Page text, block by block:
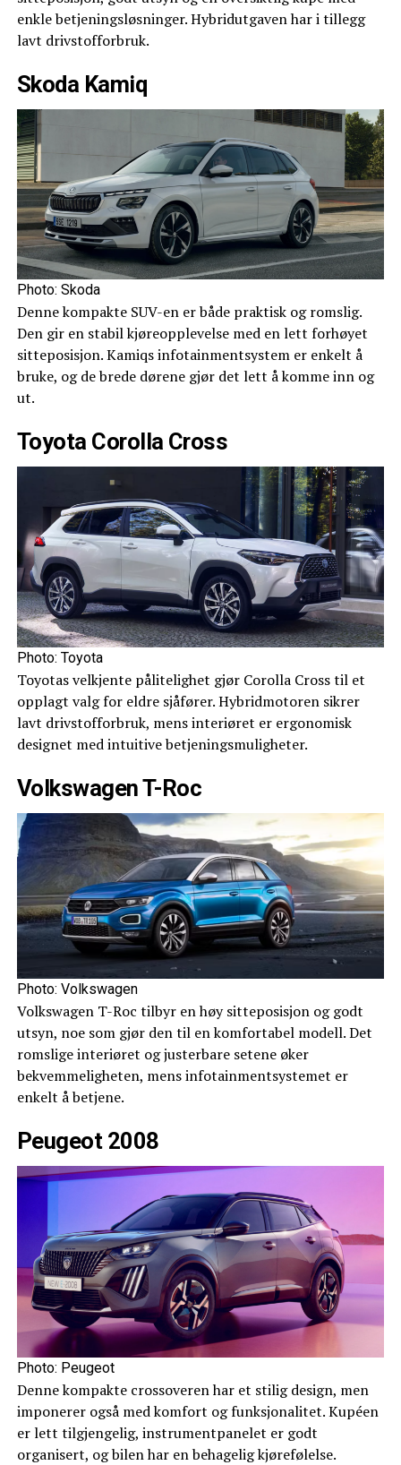
enkle betjeningsløsninger. Hybridutgaven har i tillegg
lavt drivstofforbruk.
Skoda Kamiq
Photo: Skoda
Denne kompakte SUV-en er både praktisk og romslig.
Den gir en stabil kjøreopplevelse med en lett forhøyet
sitteposisjon. Kamiqs infotainmentsystem er enkelt å
bruke, og de brede dørene gjør det lett å komme inn og
ut.
Toyota Corolla Cross
Photo: Toyota
Toyotas velkjente pålitelighet gjør Corolla Cross til et
opplagt valg for eldre sjåfører. Hybridmotoren sikrer
lavt drivstofforbruk, mens interiøret er ergonomisk
designet med intuitive betjeningsmuligheter.
Volkswagen T-Roc
Photo: Volkswagen
Volkswagen T-Roc tilbyr en høy sitteposisjon og godt
utsyn, noe som gjør den til en komfortabel modell. Det
romslige interiøret og justerbare setene øker
bekvemmeligheten, mens infotainmentsystemet er
enkelt å betjene.
Peugeot 2008
Photo: Peugeot
Denne kompakte crossoveren har et stilig design, men
imponerer også med komfort og funksjonalitet. Kupéen
er lett tilgjengelig, instrumentpanelet er godt
organisert, og bilen har en behagelig kjørefølelse.